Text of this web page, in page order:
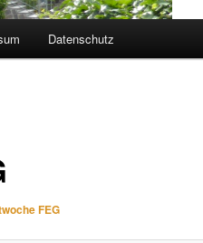
Datenschutz
FEG